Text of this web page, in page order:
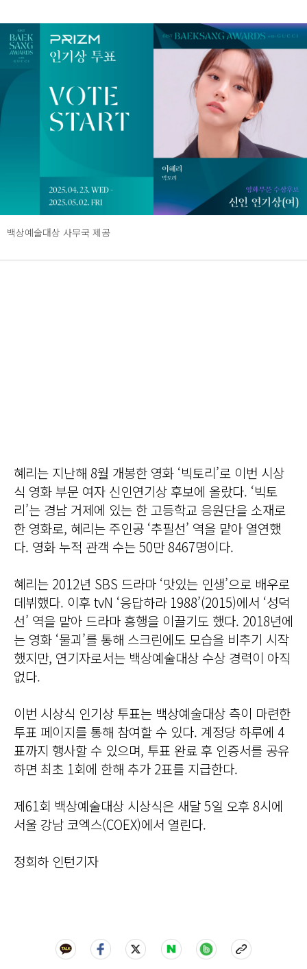
백상예술대상 사무국 제공
혜리는 지난해 8월 개봉한 영화 ‘빅토리’로 이번 시상
식 영화 부문 여자 신인연기상 후보에 올랐다. ‘빅토
리’는 경남 거제에 있는 한 고등학교 응원단을 소재로
한 영화로, 혜리는 주인공 ‘추필선’ 역을 맡아 열연했
다. 영화 누적 관객 수는 50만 8467명이다.
혜리는 2012년 SBS 드라마 ‘맛있는 인생’으로 배우로
데뷔했다. 이후 tvN ‘응답하라 1988’(2015)에서 ‘성덕
선’ 역을 맡아 드라마 흥행을 이끌기도 했다. 2018년에
는 영화 ‘물괴’를 통해 스크린에도 모습을 비추기 시작
했지만, 연기자로서는 백상예술대상 수상 경력이 아직
없다.
이번 시상식 인기상 투표는 백상예술대상 측이 마련한
투표 페이지를 통해 참여할 수 있다. 계정당 하루에 4
표까지 행사할 수 있으며, 투표 완료 후 인증서를 공유
하면 최초 1회에 한해 추가 2표를 지급한다.
제61회 백상예술대상 시상식은 새달 5일 오후 8시에
서울 강남 코엑스(COEX)에서 열린다.
정회하 인턴기자